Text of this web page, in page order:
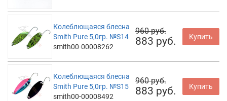
Колеблющаяся блесна
Smith Pure 5,0гр. №S14
smith00-00008262
960 руб.
883 руб. Купить
Колеблющаяся блесна
Smith Pure 5,0гр. №S15
smith00-00008492
960 руб.
883 руб. Купить